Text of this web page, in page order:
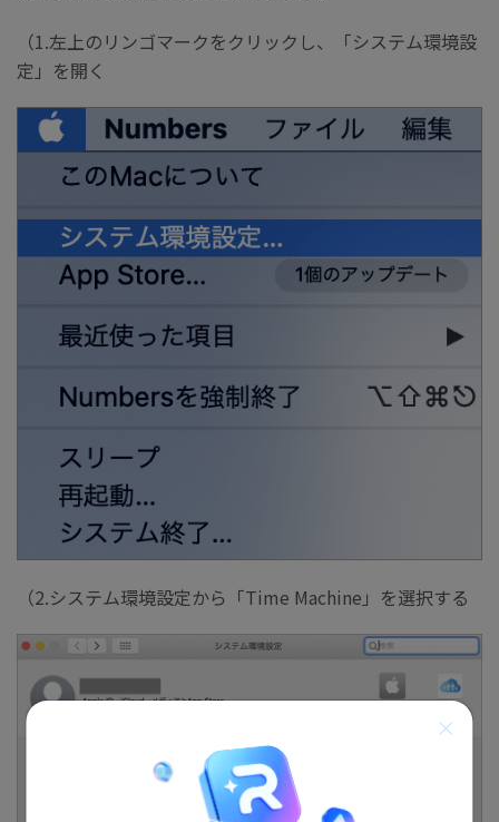
（1.左上のリンゴマークをクリックし、「システム環境設
定」を開く
（2.システム環境設定から「Time Machine」を選択する